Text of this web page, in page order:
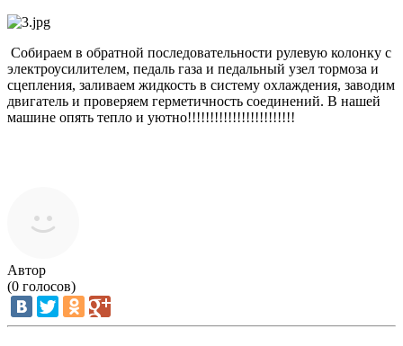
Собираем в обратной последовательности рулевую колонку с
электроусилителем, педаль газа и педальный узел тормоза и
сцепления, заливаем жидкость в систему охлаждения, заводим
двигатель и проверяем герметичность соединений. В нашей
машине опять тепло и уютно!!!!!!!!!!!!!!!!!!!!!!!!
Автор
(0 голосов)